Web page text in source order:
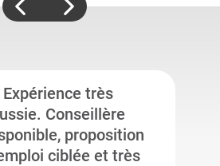
Expérience très
Conseillère
proposition
ciblée et très